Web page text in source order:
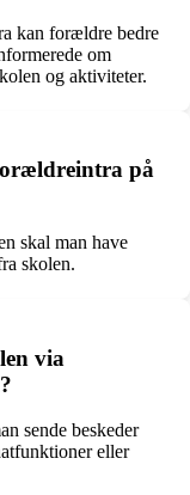
kan forældre bedre
om
og aktiviteter.
på
skal man have
skolen.
via
sende beskeder
eller